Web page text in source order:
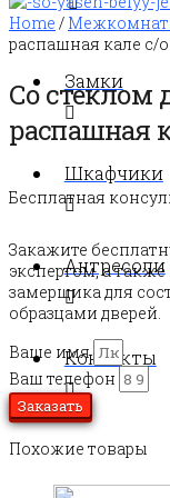
Замки
Шкафчики
Антресоли
Контакты
Home /
распашная кале с/
Со стеклом
распашная
Бесплатная
Закажите
экспертом, а
замерщика для
образцами дверей.
Ваше имя
Ваш телефон
Заказать
Похожие товары